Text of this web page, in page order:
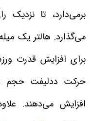
برمی‌دارد، تا
برای افزایش قدرت
حرکت ددلیفت حجم
افزایش می‌دهند.